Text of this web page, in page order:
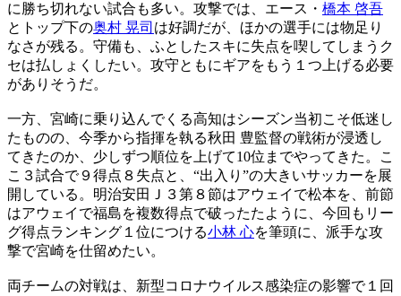
に勝ち切れない試合も多い。攻撃では、エース・ 橋本 啓吾
とトップ下の奥村 晃司 は好調だが、ほかの選手には物足り
なさが残る。守備も、ふとしたスキに失点を喫してしまうク
セは払しょくしたい。攻守ともにギアをもう１つ上げる必要
がありそうだ。
一方、宮崎に乗り込んでくる高知はシーズン当初こそ低迷し
たものの、今季から指揮を執る秋田 豊監督の戦術が浸透し
てきたのか、少しずつ順位を上げて10位までやってきた。こ
こ３試合で９得点８失点と、“出入り”の大きいサッカーを展
開している。明治安田Ｊ３第８節はアウェイで松本を、前節
はアウェイで福島を複数得点で破ったたように、今回もリー
グ得点ランキング１位につける小林 心を筆頭に、派手な攻
撃で宮崎を仕留めたい。
両チームの対戦は、新型コロナウイルス感染症の影響で１回